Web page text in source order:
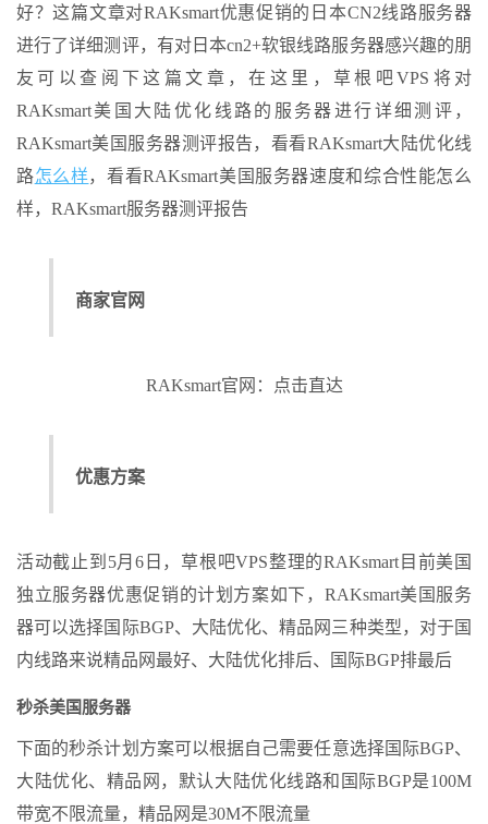
好？这篇文章对RAKsmart优惠促销的日本CN2线路服务器
进行了详细测评，有对日本cn2+软银线路服务器感兴趣的朋
友可以查阅下这篇文章，在这里，草根吧VPS将对
RAKsmart美国大陆优化线路的服务器进行详细测评，
RAKsmart美国服务器测评报告，看看RAKsmart大陆优化线
路怎么样，看看RAKsmart美国服务器速度和综合性能怎么
样，RAKsmart服务器测评报告
商家官网
RAKsmart官网：点击直达
优惠方案
活动截止到5月6日，草根吧VPS整理的RAKsmart目前美国
独立服务器优惠促销的计划方案如下，RAKsmart美国服务
器可以选择国际BGP、大陆优化、精品网三种类型，对于国
内线路来说精品网最好、大陆优化排后、国际BGP排最后
秒杀美国服务器
下面的秒杀计划方案可以根据自己需要任意选择国际BGP、
大陆优化、精品网，默认大陆优化线路和国际BGP是100M
带宽不限流量，精品网是30M不限流量